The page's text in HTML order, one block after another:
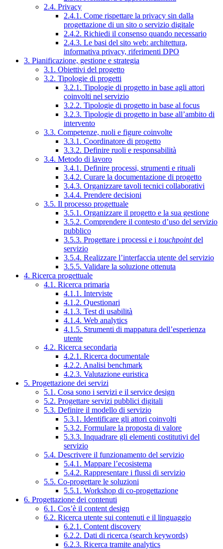
2.4. Privacy
2.4.1. Come rispettare la privacy sin dalla
progettazione di un sito o servizio digitale
2.4.2. Richiedi il consenso quando necessario
2.4.3. Le basi del sito web: architettura,
informativa privacy, riferimenti DPO
3. Pianificazione, gestione e strategia
3.1. Obiettivi del progetto
3.2. Tipologie di progetti
3.2.1. Tipologie di progetto in base agli attori
coinvolti nel servizio
3.2.2. Tipologie di progetto in base al focus
3.2.3. Tipologie di progetto in base all’ambito di
intervento
3.3. Competenze, ruoli e figure coinvolte
3.3.1. Coordinatore di progetto
3.3.2. Definire ruoli e responsabilità
3.4. Metodo di lavoro
3.4.1. Definire processi, strumenti e rituali
3.4.2. Curare la documentazione di progetto
3.4.3. Organizzare tavoli tecnici collaborativi
3.4.4. Prendere decisioni
3.5. Il processo progettuale
3.5.1. Organizzare il progetto e la sua gestione
3.5.2. Comprendere il contesto d’uso del servizio
pubblico
3.5.3. Progettare i processi e i touchpointdel
servizio
3.5.4. Realizzare l’interfaccia utente del servizio
3.5.5. Validare la soluzione ottenuta
4. Ricerca progettuale
4.1. Ricerca primaria
4.1.1. Interviste
4.1.2. Questionari
4.1.3. Test di usabilità
4.1.4. Web analytics
4.1.5. Strumenti di mappatura dell’esperienza
utente
4.2. Ricerca secondaria
4.2.1. Ricerca documentale
4.2.2. Analisi benchmark
4.2.3. Valutazione euristica
5. Progettazione dei servizi
5.1. Cosa sono i servizi e il service design
5.2. Progettare servizi pubblici digitali
5.3. Definire il modello di servizio
5.3.1. Identificare gli attori coinvolti
5.3.2. Formulare la proposta di valore
5.3.3. Inquadrare gli elementi costitutivi del
servizio
5.4. Descrivere il funzionamento del servizio
5.4.1. Mappare l’ecosistema
5.4.2. Rappresentare i flussi di servizio
5.5. Co-progettare le soluzioni
5.5.1. Workshop di co-progettazione
6. Progettazione dei contenuti
6.1. Cos’è il content design
6.2. Ricerca utente sui contenuti e il linguaggio
6.2.1. Content discovery
6.2.2. Dati di ricerca (search keywords)
6.2.3. Ricerca tramite analytics